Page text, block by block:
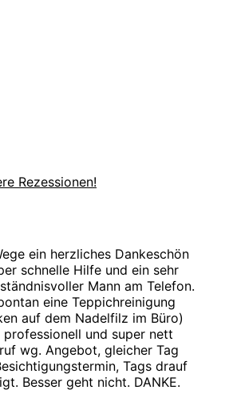
Rezessionen!
ein herzliches Dankeschön
schnelle Hilfe und ein sehr
Mann am Telefon.
eine Teppichreinigung
auf dem Nadelfilz im Büro)
professionell und super nett
wg. Angebot, gleicher Tag
Tags drauf
Besser geht nicht. DANKE.